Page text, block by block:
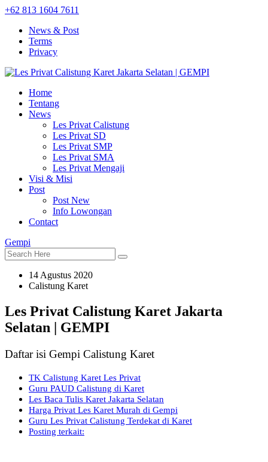
+62 813 1604 7611
News & Post
Terms
Privacy
Home
Tentang
News
Les Privat Calistung
Les Privat SD
Les Privat SMP
Les Privat SMA
Les Privat Mengaji
Visi & Misi
Post
Post New
Info Lowongan
Contact
Gempi
14 Agustus 2020
Calistung Karet
Les Privat Calistung Karet Jakarta
Selatan | GEMPI
Daftar isi Gempi Calistung Karet
TK Calistung Karet Les Privat
Guru PAUD Calistung di Karet
Les Baca Tulis Karet Jakarta Selatan
Harga Privat Les Karet Murah di Gempi
Guru Les Privat Calistung Terdekat di Karet
Posting terkait: